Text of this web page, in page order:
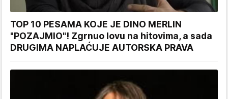
TOP 10 PESAMA KOJE JE DINO MERLIN
"POZAJMIO"! Zgrnuo lovu na hitovima, a sada
DRUGIMA NAPLAĆUJE AUTORSKA PRAVA